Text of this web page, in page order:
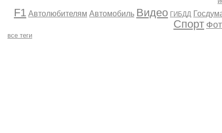
F1 Автолюбителям Автомобиль Видео ГИБДД
Спорт
все теги